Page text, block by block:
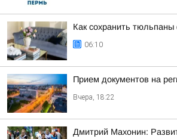
Как сохранить
06:10
Прием документов на
Вчера, 18:22
Дмитрий Махонин: